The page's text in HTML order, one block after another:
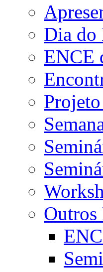
Dia do
ENCE
Outros